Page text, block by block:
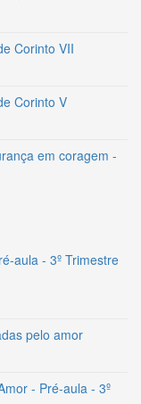
Corinto VII
Corinto V
em coragem -
aula - 3º Trimestre
pelo amor
- Pré-aula - 3º